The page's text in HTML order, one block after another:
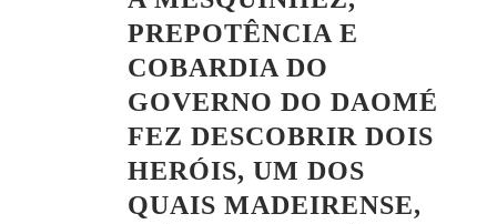
PREPOTÊNCIA E
COBARDIA DO
GOVERNO DO DAOMÉ
FEZ DESCOBRIR DOIS
HERÓIS, UM DOS
QUAIS MADEIRENSE,